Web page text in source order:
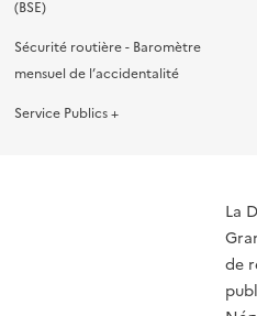
(BSE)
Sécurité routière - Baromètre
mensuel de l’accidentalité
Service Publics +
La
de